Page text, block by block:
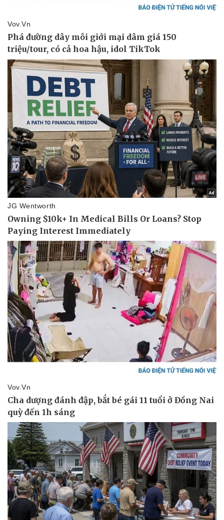
Pháp luật
Tin nóng
Tư vấn luật
Quân sự - Quốc phòng
Vũ khí
Phân tích